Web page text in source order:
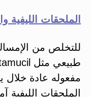
الملحقات الليفية
للتخلص من
مفعوله عادة خلال
الملحقات